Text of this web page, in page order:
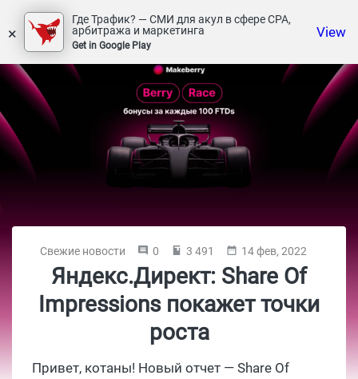
×
Где Трафик? — СМИ для акул в сфере СРА,
арбитража и маркетинга
Get in Google Play
View
Свежие новости 0 3 491 14 фев, 2022
Яндекс.Директ: Share Of
Impressions покажет точки
роста
Привет, котаны! Новый отчет ― Share Of